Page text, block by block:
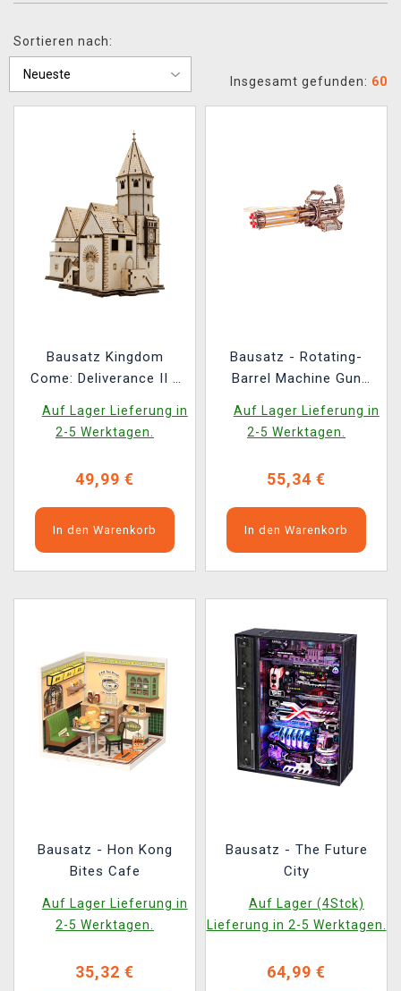
Sortieren nach:
Insgesamt gefunden: 60
Bausatz Kingdom
Come: Deliverance II -
(Holzausführung)
Auf Lager Lieferung in
2-5 Werktagen.
49,99 €
In den Warenkorb
Bausatz - Rotating-
Barrel Machine Gun
Auf Lager Lieferung in
2-5 Werktagen.
55,34 €
In den Warenkorb
Bausatz - Hon Kong
Bites Cafe
Auf Lager Lieferung in
2-5 Werktagen.
35,32 €
Bausatz - The Future
City
Auf Lager (4Stck)
Lieferung in 2-5 Werktagen.
64,99 €